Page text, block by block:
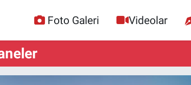
Foto Galeri Videolar